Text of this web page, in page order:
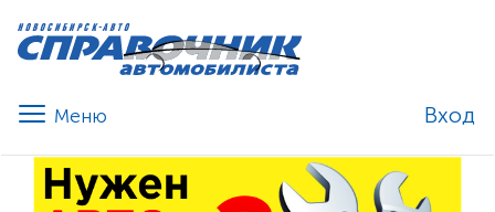
Вход